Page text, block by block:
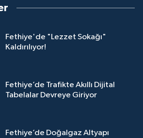
Fethiye'de "Lezzet Sokağı"
Kaldırılıyor!
Fethiye’de Trafikte Akıllı Dijital
Tabelalar Devreye Giriyor
Fethiye’de Doğalgaz Altyapı